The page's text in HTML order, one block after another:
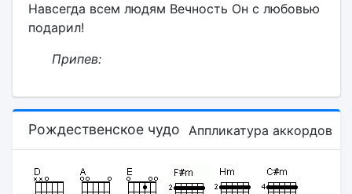
Навсегда всем людям Вечность Он с любовью
подарил!
Припев:
Рождественское чудо Аппликатура аккордов